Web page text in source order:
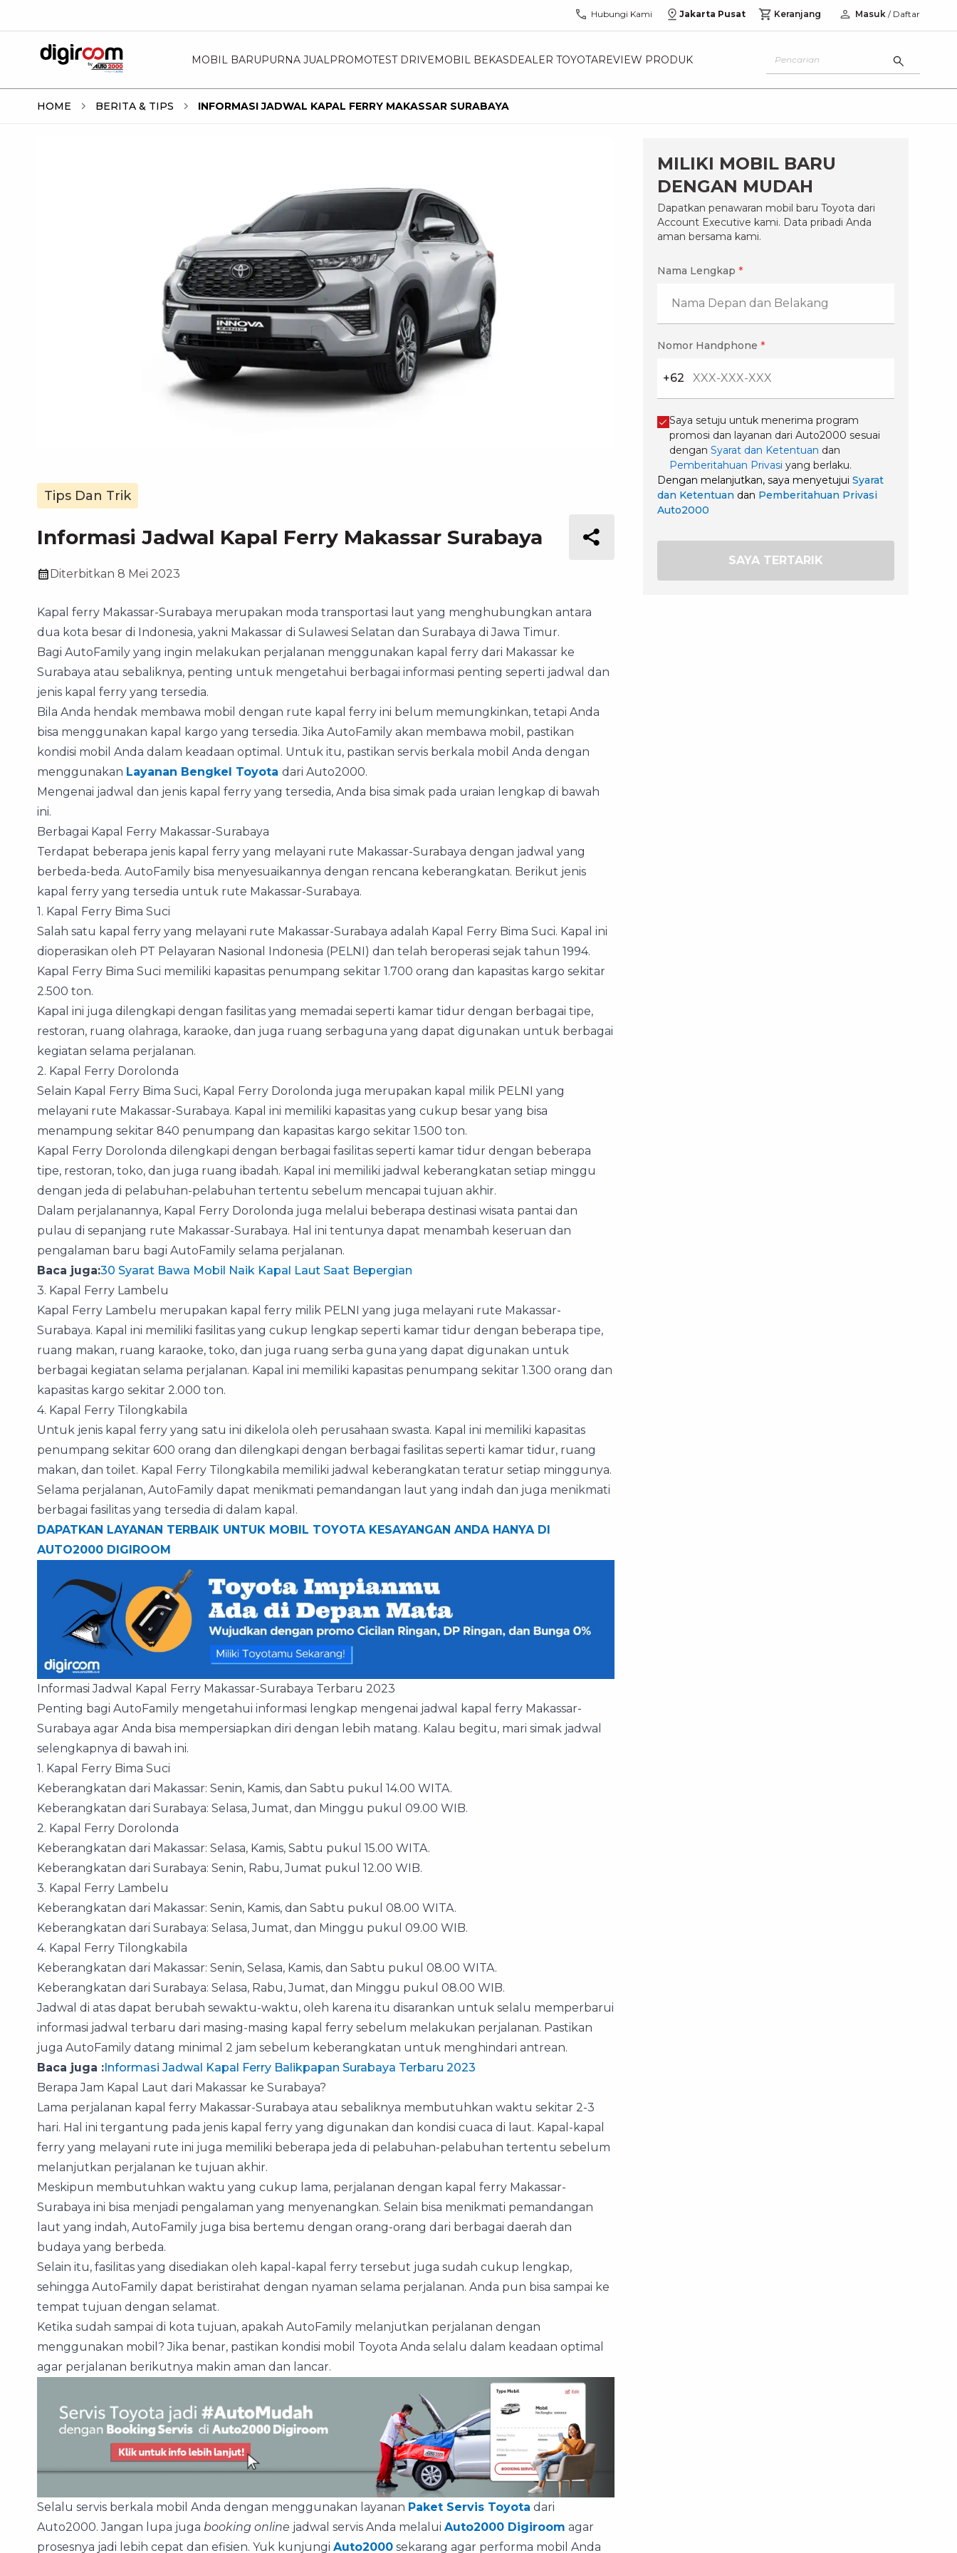
Hubungi Kami Jakarta Pusat Keranjang Masuk / Daftar
MOBIL BARUPURNA JUAL PROMOTEST DRIVEMOBIL BEKASDEALER TOYOTAREVIEW PRODUK
HOME BERITA & TIPS INFORMASI JADWAL KAPAL FERRY MAKASSAR SURABAYA
Tips Dan Trik
Informasi Jadwal Kapal Ferry Makassar Surabaya
Diterbitkan 8 Mei 2023
Kapal ferry Makassar-Surabaya merupakan moda transportasi laut yang menghubungkan antara
dua kota besar di Indonesia, yakni Makassar di Sulawesi Selatan dan Surabaya di Jawa Timur.
Bagi AutoFamily yang ingin melakukan perjalanan menggunakan kapal ferry dari Makassar ke
Surabaya atau sebaliknya, penting untuk mengetahui berbagai informasi penting seperti jadwal dan
jenis kapal ferry yang tersedia.
Bila Anda hendak membawa mobil dengan rute kapal ferry ini belum memungkinkan, tetapi Anda
bisa menggunakan kapal kargo yang tersedia. Jika AutoFamily akan membawa mobil, pastikan
kondisi mobil Anda dalam keadaan optimal. Untuk itu, pastikan servis berkala mobil Anda dengan
menggunakan Layanan Bengkel Toyota dari Auto2000.
Mengenai jadwal dan jenis kapal ferry yang tersedia, Anda bisa simak pada uraian lengkap di bawah
ini.
Berbagai Kapal Ferry Makassar-Surabaya
Terdapat beberapa jenis kapal ferry yang melayani rute Makassar-Surabaya dengan jadwal yang
berbeda-beda. AutoFamily bisa menyesuaikannya dengan rencana keberangkatan. Berikut jenis
kapal ferry yang tersedia untuk rute Makassar-Surabaya.
1. Kapal Ferry Bima Suci
Salah satu kapal ferry yang melayani rute Makassar-Surabaya adalah Kapal Ferry Bima Suci. Kapal ini
dioperasikan oleh PT Pelayaran Nasional Indonesia (PELNI) dan telah beroperasi sejak tahun 1994.
Kapal Ferry Bima Suci memiliki kapasitas penumpang sekitar 1.700 orang dan kapasitas kargo sekitar
2.500 ton.
Kapal ini juga dilengkapi dengan fasilitas yang memadai seperti kamar tidur dengan berbagai tipe,
restoran, ruang olahraga, karaoke, dan juga ruang serbaguna yang dapat digunakan untuk berbagai
kegiatan selama perjalanan.
2. Kapal Ferry Dorolonda
Selain Kapal Ferry Bima Suci, Kapal Ferry Dorolonda juga merupakan kapal milik PELNI yang
melayani rute Makassar-Surabaya. Kapal ini memiliki kapasitas yang cukup besar yang bisa
menampung sekitar 840 penumpang dan kapasitas kargo sekitar 1.500 ton.
Kapal Ferry Dorolonda dilengkapi dengan berbagai fasilitas seperti kamar tidur dengan beberapa
tipe, restoran, toko, dan juga ruang ibadah. Kapal ini memiliki jadwal keberangkatan setiap minggu
dengan jeda di pelabuhan-pelabuhan tertentu sebelum mencapai tujuan akhir.
Dalam perjalanannya, Kapal Ferry Dorolonda juga melalui beberapa destinasi wisata pantai dan
pulau di sepanjang rute Makassar-Surabaya. Hal ini tentunya dapat menambah keseruan dan
pengalaman baru bagi AutoFamily selama perjalanan.
Baca juga:30 Syarat Bawa Mobil Naik Kapal Laut Saat Bepergian
3. Kapal Ferry Lambelu
Kapal Ferry Lambelu merupakan kapal ferry milik PELNI yang juga melayani rute Makassar-
Surabaya. Kapal ini memiliki fasilitas yang cukup lengkap seperti kamar tidur dengan beberapa tipe,
ruang makan, ruang karaoke, toko, dan juga ruang serba guna yang dapat digunakan untuk
berbagai kegiatan selama perjalanan. Kapal ini memiliki kapasitas penumpang sekitar 1.300 orang dan
kapasitas kargo sekitar 2.000 ton.
4. Kapal Ferry Tilongkabila
Untuk jenis kapal ferry yang satu ini dikelola oleh perusahaan swasta. Kapal ini memiliki kapasitas
penumpang sekitar 600 orang dan dilengkapi dengan berbagai fasilitas seperti kamar tidur, ruang
makan, dan toilet. Kapal Ferry Tilongkabila memiliki jadwal keberangkatan teratur setiap minggunya.
Selama perjalanan, AutoFamily dapat menikmati pemandangan laut yang indah dan juga menikmati
berbagai fasilitas yang tersedia di dalam kapal.
DAPATKAN LAYANAN TERBAIK UNTUK MOBIL TOYOTA KESAYANGAN ANDA HANYA DI
AUTO2000 DIGIROOM
Informasi Jadwal Kapal Ferry Makassar-Surabaya Terbaru 2023
Penting bagi AutoFamily mengetahui informasi lengkap mengenai jadwal kapal ferry Makassar-
Surabaya agar Anda bisa mempersiapkan diri dengan lebih matang. Kalau begitu, mari simak jadwal
selengkapnya di bawah ini.
1. Kapal Ferry Bima Suci
Keberangkatan dari Makassar: Senin, Kamis, dan Sabtu pukul 14.00 WITA.
Keberangkatan dari Surabaya: Selasa, Jumat, dan Minggu pukul 09.00 WIB.
2. Kapal Ferry Dorolonda
Keberangkatan dari Makassar: Selasa, Kamis, Sabtu pukul 15.00 WITA.
Keberangkatan dari Surabaya: Senin, Rabu, Jumat pukul 12.00 WIB.
3. Kapal Ferry Lambelu
Keberangkatan dari Makassar: Senin, Kamis, dan Sabtu pukul 08.00 WITA.
Keberangkatan dari Surabaya: Selasa, Jumat, dan Minggu pukul 09.00 WIB.
4. Kapal Ferry Tilongkabila
Keberangkatan dari Makassar: Senin, Selasa, Kamis, dan Sabtu pukul 08.00 WITA.
Keberangkatan dari Surabaya: Selasa, Rabu, Jumat, dan Minggu pukul 08.00 WIB.
Jadwal di atas dapat berubah sewaktu-waktu, oleh karena itu disarankan untuk selalu memperbarui
informasi jadwal terbaru dari masing-masing kapal ferry sebelum melakukan perjalanan. Pastikan
juga AutoFamily datang minimal 2 jam sebelum keberangkatan untuk menghindari antrean.
Baca juga : Informasi Jadwal Kapal Ferry Balikpapan Surabaya Terbaru 2023
Berapa Jam Kapal Laut dari Makassar ke Surabaya?
Lama perjalanan kapal ferry Makassar-Surabaya atau sebaliknya membutuhkan waktu sekitar 2-3
hari. Hal ini tergantung pada jenis kapal ferry yang digunakan dan kondisi cuaca di laut. Kapal-kapal
ferry yang melayani rute ini juga memiliki beberapa jeda di pelabuhan-pelabuhan tertentu sebelum
melanjutkan perjalanan ke tujuan akhir.
Meskipun membutuhkan waktu yang cukup lama, perjalanan dengan kapal ferry Makassar-
Surabaya ini bisa menjadi pengalaman yang menyenangkan. Selain bisa menikmati pemandangan
laut yang indah, AutoFamily juga bisa bertemu dengan orang-orang dari berbagai daerah dan
budaya yang berbeda.
Selain itu, fasilitas yang disediakan oleh kapal-kapal ferry tersebut juga sudah cukup lengkap,
sehingga AutoFamily dapat beristirahat dengan nyaman selama perjalanan. Anda pun bisa sampai ke
tempat tujuan dengan selamat.
Ketika sudah sampai di kota tujuan, apakah AutoFamily melanjutkan perjalanan dengan
menggunakan mobil? Jika benar, pastikan kondisi mobil Toyota Anda selalu dalam keadaan optimal
agar perjalanan berikutnya makin aman dan lancar.
Selalu servis berkala mobil Anda dengan menggunakan layanan Paket Servis Toyota dari
Auto2000. Jangan lupa juga booking online jadwal servis Anda melalui Auto2000 Digiroom agar
prosesnya jadi lebih cepat dan efisien. Yuk kunjungi Auto2000 sekarang agar performa mobil Anda
MILIKI MOBIL BARU
DENGAN MUDAH
Dapatkan penawaran mobil baru Toyota dari
Account Executive kami. Data pribadi Anda
aman bersama kami.
Nama Lengkap *
Nomor Handphone *
+62
Saya setuju untuk menerima program
promosi dan layanan dari Auto2000 sesuai
dengan Syarat dan Ketentuan dan
Pemberitahuan Privasi yang berlaku.
Dengan melanjutkan, saya menyetujui Syarat
dan Ketentuan dan Pemberitahuan Privasi
Auto2000
SAYA TERTARIK